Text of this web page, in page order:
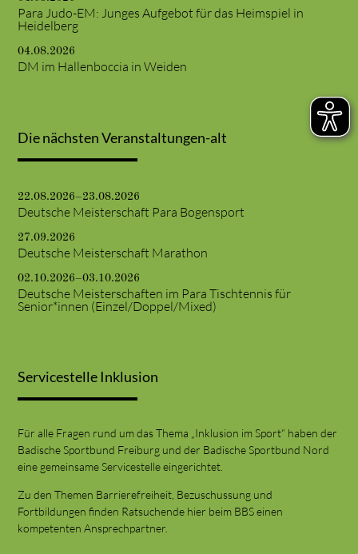
Para Judo-EM: Junges Aufgebot für das Heimspiel in
Heidelberg
04.08.2026
DM im Hallenboccia in Weiden
Die nächsten Veranstaltungen-alt
22.08.2026–23.08.2026
Deutsche Meisterschaft Para Bogensport
27.09.2026
Deutsche Meisterschaft Marathon
02.10.2026–03.10.2026
Deutsche Meisterschaften im Para Tischtennis für
Senior*innen (Einzel/Doppel/Mixed)
Servicestelle Inklusion
Für alle Fragen rund um das Thema „Inklusion im Sport“ haben der
Badische Sportbund Freiburg und der Badische Sportbund Nord
eine gemeinsame Servicestelle eingerichtet.
Zu den Themen Barrierefreiheit, Bezuschussung und
Fortbildungen finden Ratsuchende hier beim BBS einen
kompetenten Ansprechpartner.